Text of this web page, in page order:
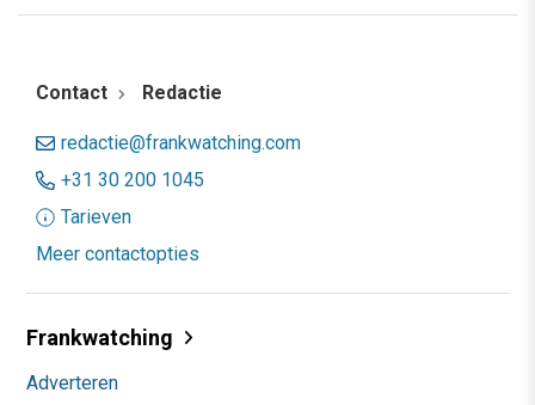
Contact Redactie
redactie@frankwatching.com
+31 30 200 1045
Tarieven
Meer contactopties
Frankwatching
Adverteren